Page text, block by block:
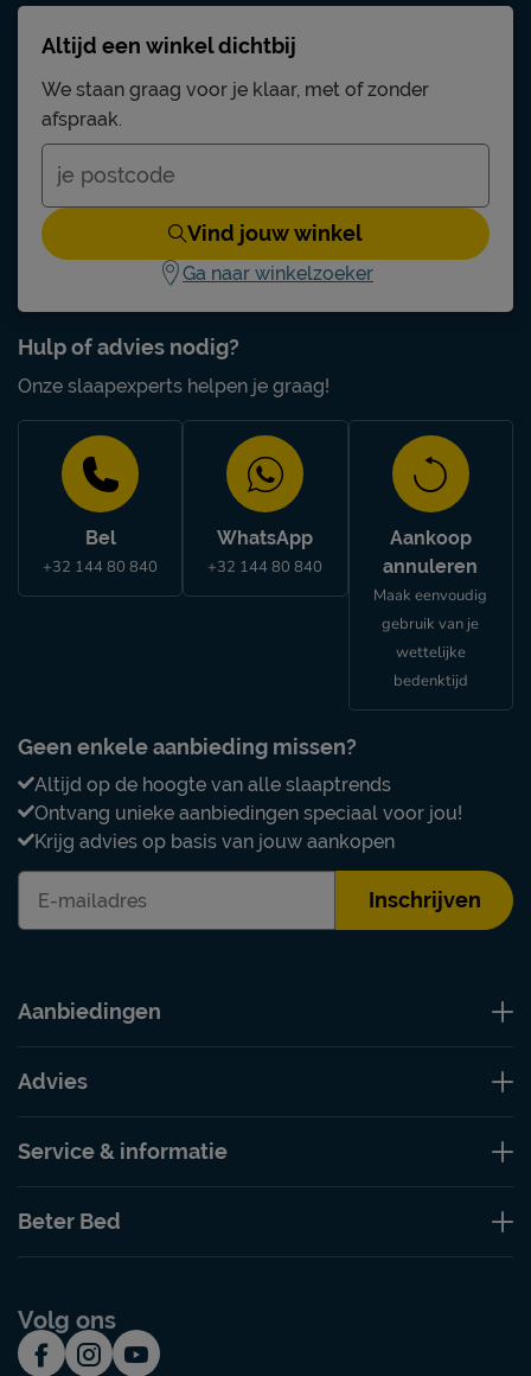
Hulp of advies nodig?
Onze slaapexperts helpen je graag!
Bel
+32 144 80 840
WhatsApp
+32 144 80 840
Aankoop
annuleren
Maak eenvoudig
gebruik van je
wettelijke
bedenktijd
Geen enkele aanbieding missen?
Altijd op de hoogte van alle slaaptrends
Ontvang unieke aanbiedingen speciaal voor jou!
Krijg advies op basis van jouw aankopen
Inschrijven
Altijd een winkel dichtbij
We staan graag voor je klaar, met of zonder
afspraak.
Vind jouw winkel
Ga naar winkelzoeker
Aanbiedingen
Advies
Service & informatie
Beter Bed
Volg ons